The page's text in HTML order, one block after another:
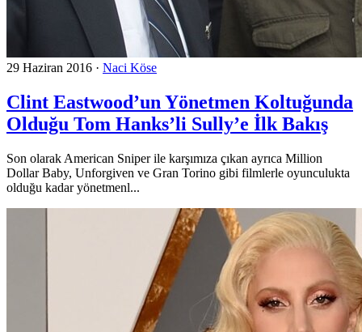
29 Haziran 2016 · Naci Köse
Clint Eastwood’un Yönetmen Koltuğunda
Olduğu Tom Hanks’li Sully’e İlk Bakış
Son olarak American Sniper ile karşımıza çıkan ayrıca Million
Dollar Baby, Unforgiven ve Gran Torino gibi filmlerle oyunculukta
olduğu kadar yönetmenl...